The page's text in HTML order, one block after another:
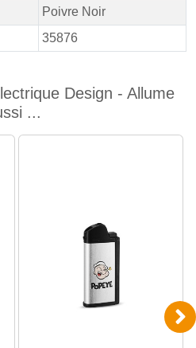
Poivre Noir
35876
Design - Allume
...